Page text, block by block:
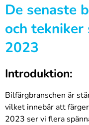
De senaste
och
2023
Introduktion:
Bilfärgbranschen är
vilket innebär att
2023 ser vi flera